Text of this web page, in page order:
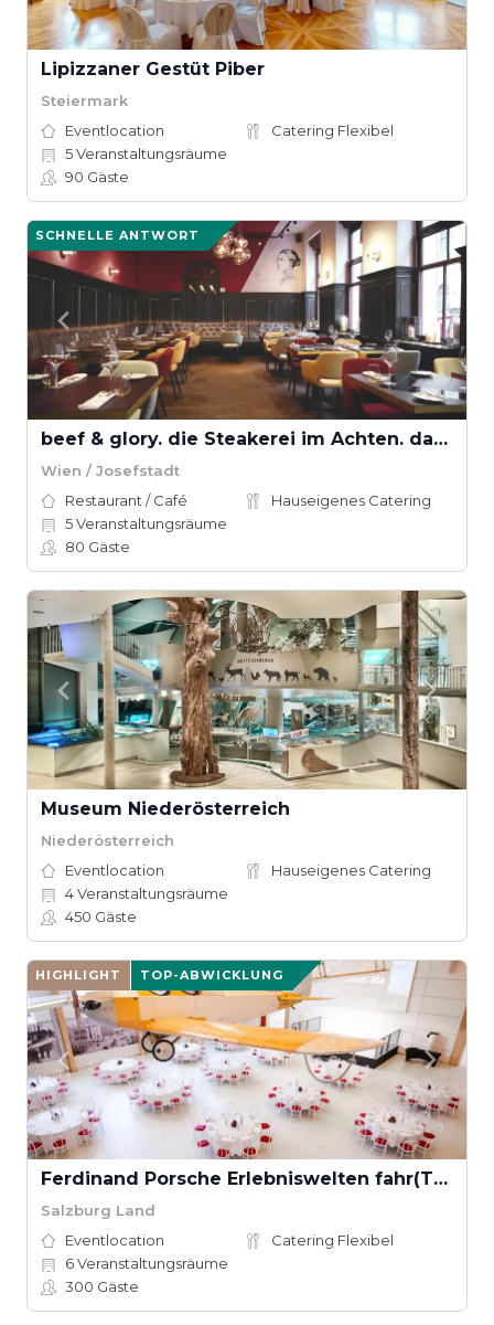
Lipizzaner Gestüt Piber
Steiermark
Eventlocation
Catering Flexibel
5Veranstaltungsräume
90 Gäste
SCHNELLE ANTWORT
beef & glory. die Steakerei im Achten. das Steakhouse in Wien
Wien / Josefstadt
Restaurant / Café
Hauseigenes Catering
5Veranstaltungsräume
80 Gäste
Museum Niederösterreich
Niederösterreich
Eventlocation
Hauseigenes Catering
4Veranstaltungsräume
450 Gäste
HIGHLIGHT TOP-ABWICKLUNG
Ferdinand Porsche Erlebniswelten fahr(T)raum
Salzburg Land
Eventlocation
Catering Flexibel
6Veranstaltungsräume
300 Gäste